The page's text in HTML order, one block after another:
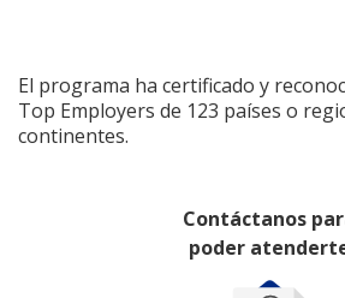
El programa ha certificado y
Top Employers de 123 países o
continentes.
Contáctanos
poder